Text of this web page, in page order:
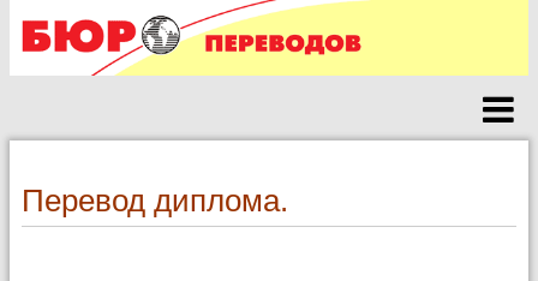
Перевод диплома.